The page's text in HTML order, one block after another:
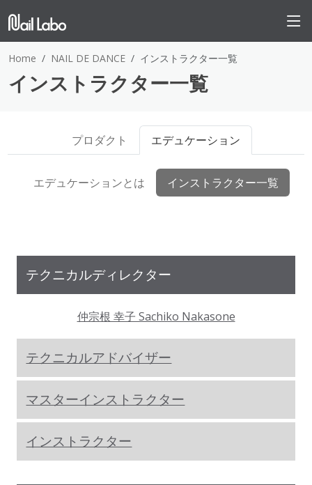
Home NAIL DE DANCE インストラクター一覧
インストラクター一覧
プロダクト エデュケーション
エデュケーションとは インストラクター一覧
テクニカルディレクター
仲宗根 幸子 Sachiko Nakasone
テクニカルアドバイザー
マスターインストラクター
インストラクター